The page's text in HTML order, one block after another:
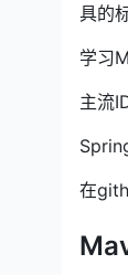
具的
学习
主流
在